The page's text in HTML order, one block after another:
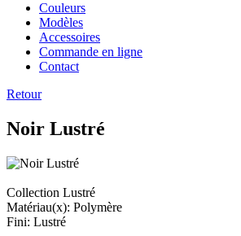
Couleurs
Modèles
Accessoires
Commande en ligne
Contact
Retour
Noir Lustré
Collection Lustré
Matériau(x): Polymère
Fini: Lustré